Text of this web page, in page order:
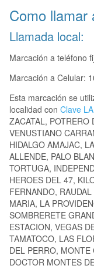
Como llamar
Llamada local:
Marcación a teléfono
Marcación a Celular:
Esta marcación se
localidad con Clave
ZACATAL, POTRERO
VENUSTIANO
HIDALGO AMAJAC,
ALLENDE, PALO
TORTUGA,
HEROES DEL 47,
FERNANDO,
MARIA, LA
SOMBRERETE
ESTACION, VEGAS
TAMATOCO, LAS
DEL PERRO, MONTE
DOCTOR MONTES